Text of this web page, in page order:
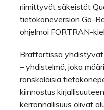
riimittyvät säkeistöt
tietokoneversion Go-
ohjelmoi FORTRAN-
Braffortissa yhdistyvät
– yhdistelmä, joka
ranskalaisia
kiinnostus
kerronnallisuus olivat